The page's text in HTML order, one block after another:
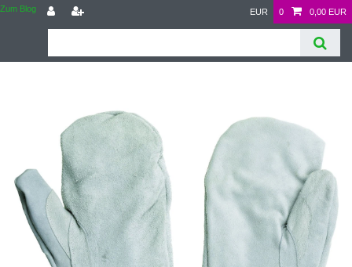
Zum Blog EUR 0 0,00 EUR